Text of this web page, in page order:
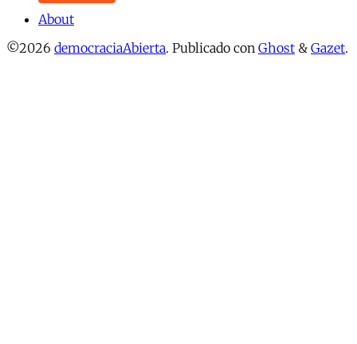
About
©2026 democraciaAbierta. Publicado con Ghost & Gazet.